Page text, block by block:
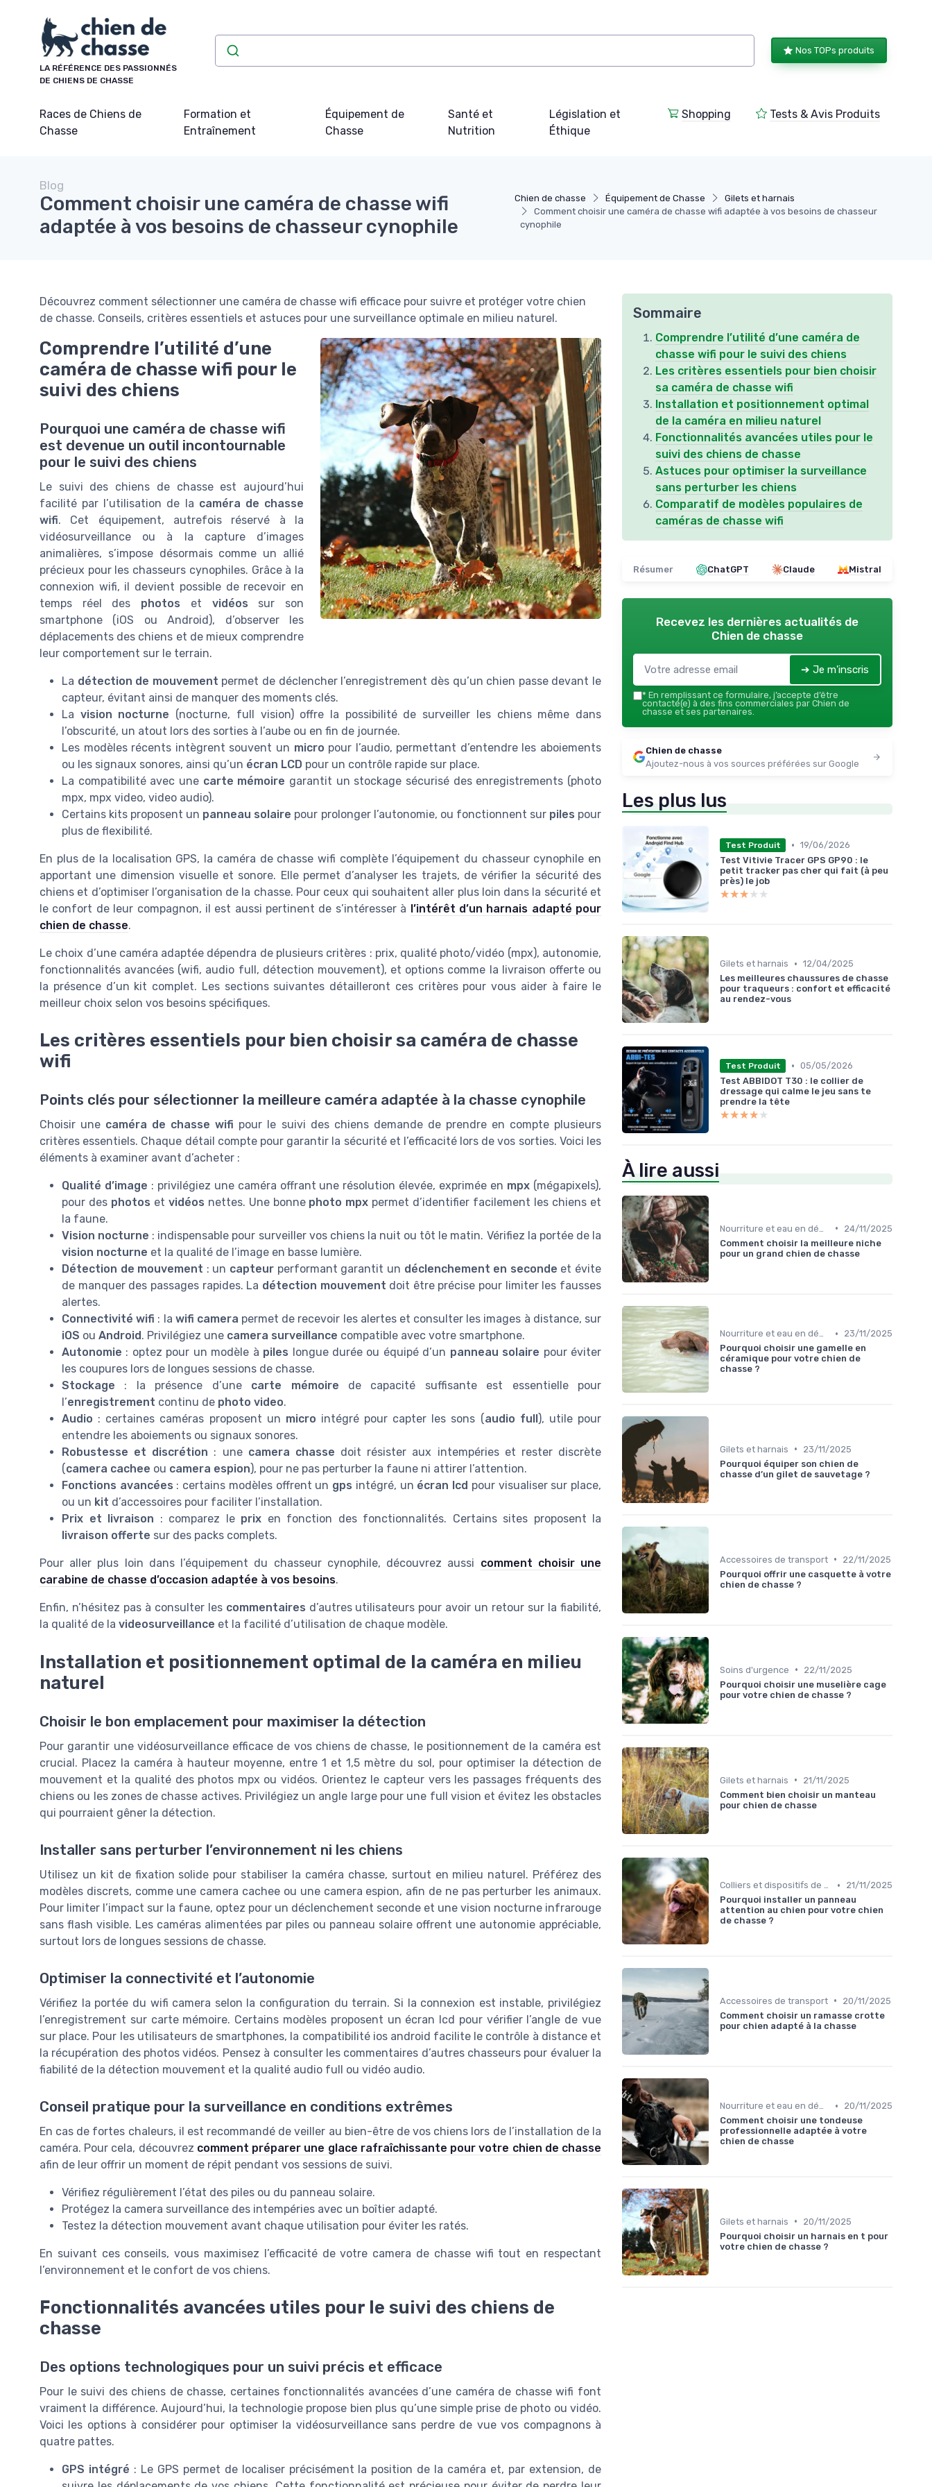
LA RÉFÉRENCE DES PASSIONNÉS
DE CHIENS DE CHASSE
Nos TOPs produits
Races de Chiens de
Chasse
Formation et
Entraînement
Équipement de
Chasse
Santé et
Nutrition
Législation et
Éthique
Shopping Tests & Avis Produits
Chien de chasse Équipement de Chasse
Gilets et harnais
Comment choisir une caméra de chasse wifi adaptée à vos besoins de chasseur
cynophile
Blog
Comment choisir une caméra de chasse wifi
adaptée à vos besoins de chasseur cynophile
Découvrez comment sélectionner une caméra de chasse wifi efficace pour suivre et protéger votre chien
de chasse. Conseils, critères essentiels et astuces pour une surveillance optimale en milieu naturel.
Comprendre l’utilité d’une
caméra de chasse wifi pour le
suivi des chiens
Pourquoi une caméra de chasse wifi
est devenue un outil incontournable
pour le suivi des chiens
Le suivi des chiens de chasse est aujourd’hui
facilité par l’utilisation de la caméra de chasse
wifi. Cet équipement, autrefois réservé à la
vidéosurveillance ou à la capture d’images
animalières, s’impose désormais comme un allié
précieux pour les chasseurs cynophiles. Grâce à la
connexion wifi, il devient possible de recevoir en
temps réel des photos et vidéos sur son
smartphone (iOS ou Android), d’observer les
déplacements des chiens et de mieux comprendre
leur comportement sur le terrain.
La détection de mouvement permet de déclencher l’enregistrement dès qu’un chien passe devant le
capteur, évitant ainsi de manquer des moments clés.
La vision nocturne (nocturne, full vision) offre la possibilité de surveiller les chiens même dans
l’obscurité, un atout lors des sorties à l’aube ou en fin de journée.
Les modèles récents intègrent souvent un micro pour l’audio, permettant d’entendre les aboiements
ou les signaux sonores, ainsi qu’un écran LCD pour un contrôle rapide sur place.
La compatibilité avec une carte mémoire garantit un stockage sécurisé des enregistrements (photo
mpx, mpx video, video audio).
Certains kits proposent un panneau solaire pour prolonger l’autonomie, ou fonctionnent sur piles pour
plus de flexibilité.
En plus de la localisation GPS, la caméra de chasse wifi complète l’équipement du chasseur cynophile en
apportant une dimension visuelle et sonore. Elle permet d’analyser les trajets, de vérifier la sécurité des
chiens et d’optimiser l’organisation de la chasse. Pour ceux qui souhaitent aller plus loin dans la sécurité et
le confort de leur compagnon, il est aussi pertinent de s’intéresser à l’intérêt d’un harnais adapté pour
chien de chasse.
Le choix d’une caméra adaptée dépendra de plusieurs critères : prix, qualité photo/vidéo (mpx), autonomie,
fonctionnalités avancées (wifi, audio full, détection mouvement), et options comme la livraison offerte ou
la présence d’un kit complet. Les sections suivantes détailleront ces critères pour vous aider à faire le
meilleur choix selon vos besoins spécifiques.
Les critères essentiels pour bien choisir sa caméra de chasse
wifi
Points clés pour sélectionner la meilleure caméra adaptée à la chasse cynophile
Choisir une caméra de chasse wifi pour le suivi des chiens demande de prendre en compte plusieurs
critères essentiels. Chaque détail compte pour garantir la sécurité et l’efficacité lors de vos sorties. Voici les
éléments à examiner avant d’acheter :
Qualité d’image : privilégiez une caméra offrant une résolution élevée, exprimée en mpx (mégapixels),
pour des photos et vidéos nettes. Une bonne photo mpx permet d’identifier facilement les chiens et
la faune.
Vision nocturne : indispensable pour surveiller vos chiens la nuit ou tôt le matin. Vérifiez la portée de la
vision nocturne et la qualité de l’image en basse lumière.
Détection de mouvement : un capteur performant garantit un déclenchement en seconde et évite
de manquer des passages rapides. La détection mouvement doit être précise pour limiter les fausses
alertes.
Connectivité wifi : la wifi camera permet de recevoir les alertes et consulter les images à distance, sur
iOS ou Android . Privilégiez une camera surveillance compatible avec votre smartphone.
Autonomie : optez pour un modèle à piles longue durée ou équipé d’un panneau solaire pour éviter
les coupures lors de longues sessions de chasse.
Stockage : la présence d’une carte mémoire de capacité suffisante est essentielle pour
l’enregistrement continu de photo video.
Audio : certaines caméras proposent un micro intégré pour capter les sons (audio full ), utile pour
entendre les aboiements ou signaux sonores.
Robustesse et discrétion : une camera chasse doit résister aux intempéries et rester discrète
(camera cachee ou camera espion), pour ne pas perturber la faune ni attirer l’attention.
Fonctions avancées : certains modèles offrent un gps intégré, un écran lcd pour visualiser sur place,
ou un kit d’accessoires pour faciliter l’installation.
Prix et livraison : comparez le prix en fonction des fonctionnalités. Certains sites proposent la
livraison offerte sur des packs complets.
Pour aller plus loin dans l’équipement du chasseur cynophile, découvrez aussi comment choisir une
carabine de chasse d’occasion adaptée à vos besoins.
Enfin, n’hésitez pas à consulter les commentaires d’autres utilisateurs pour avoir un retour sur la fiabilité,
la qualité de la videosurveillance et la facilité d’utilisation de chaque modèle.
Installation et positionnement optimal de la caméra en milieu
naturel
Choisir le bon emplacement pour maximiser la détection
Pour garantir une vidéosurveillance efficace de vos chiens de chasse, le positionnement de la caméra est
crucial. Placez la caméra à hauteur moyenne, entre 1 et 1,5 mètre du sol, pour optimiser la détection de
mouvement et la qualité des photos mpx ou vidéos. Orientez le capteur vers les passages fréquents des
chiens ou les zones de chasse actives. Privilégiez un angle large pour une full vision et évitez les obstacles
qui pourraient gêner la détection.
Installer sans perturber l’environnement ni les chiens
Utilisez un kit de fixation solide pour stabiliser la caméra chasse, surtout en milieu naturel. Préférez des
modèles discrets, comme une camera cachee ou une camera espion, afin de ne pas perturber les animaux.
Pour limiter l’impact sur la faune, optez pour un déclenchement seconde et une vision nocturne infrarouge
sans flash visible. Les caméras alimentées par piles ou panneau solaire offrent une autonomie appréciable,
surtout lors de longues sessions de chasse.
Optimiser la connectivité et l’autonomie
Vérifiez la portée du wifi camera selon la configuration du terrain. Si la connexion est instable, privilégiez
l’enregistrement sur carte mémoire. Certains modèles proposent un écran lcd pour vérifier l’angle de vue
sur place. Pour les utilisateurs de smartphones, la compatibilité ios android facilite le contrôle à distance et
la récupération des photos vidéos. Pensez à consulter les commentaires d’autres chasseurs pour évaluer la
fiabilité de la détection mouvement et la qualité audio full ou vidéo audio.
Conseil pratique pour la surveillance en conditions extrêmes
En cas de fortes chaleurs, il est recommandé de veiller au bien-être de vos chiens lors de l’installation de la
caméra. Pour cela, découvrez comment préparer une glace rafraîchissante pour votre chien de chasse
afin de leur offrir un moment de répit pendant vos sessions de suivi.
Vérifiez régulièrement l’état des piles ou du panneau solaire.
Protégez la camera surveillance des intempéries avec un boîtier adapté.
Testez la détection mouvement avant chaque utilisation pour éviter les ratés.
En suivant ces conseils, vous maximisez l’efficacité de votre camera de chasse wifi tout en respectant
l’environnement et le confort de vos chiens.
Fonctionnalités avancées utiles pour le suivi des chiens de
chasse
Des options technologiques pour un suivi précis et efficace
Pour le suivi des chiens de chasse, certaines fonctionnalités avancées d’une caméra de chasse wifi font
vraiment la différence. Aujourd’hui, la technologie propose bien plus qu’une simple prise de photo ou vidéo.
Voici les options à considérer pour optimiser la vidéosurveillance sans perdre de vue vos compagnons à
quatre pattes.
GPS intégré : Le GPS permet de localiser précisément la position de la caméra et, par extension, de
Sommaire
Comprendre l’utilité d’une caméra de
chasse wifi pour le suivi des chiens
Les critères essentiels pour bien choisir
sa caméra de chasse wifi
Installation et positionnement optimal
de la caméra en milieu naturel
Fonctionnalités avancées utiles pour le
suivi des chiens de chasse
Astuces pour optimiser la surveillance
sans perturber les chiens
Comparatif de modèles populaires de
caméras de chasse wifi
Résumer ChatGPT Claude Mistral
Recevez les dernières actualités de
Chien de chasse
➔ Je m'inscris
* En remplissant ce formulaire, j’accepte d’être
contacté(e) à des fins commerciales par Chien de
chasse et ses partenaires.
Chien de chasse
Ajoutez-nous à vos sources préférées sur Google
Les plus lus
Test Produit • 19/06/2026
Test Vitivie Tracer GPS GP90 : le
petit tracker pas cher qui fait (à peu
près) le job
★★★★★
★★★★★
Gilets et harnais • 12/04/2025
Les meilleures chaussures de chasse
pour traqueurs : confort et efficacité
au rendez-vous
Test Produit • 05/05/2026
Test ABBIDOT T30 : le collier de
dressage qui calme le jeu sans te
prendre la tête
★★★★★
★★★★★
À lire aussi
•
24/11/2025
Comment choisir la meilleure niche
pour un grand chien de chasse
Nourriture et eau en déplacement •
23/11/2025
Pourquoi choisir une gamelle en
céramique pour votre chien de
chasse ?
Gilets et harnais •
23/11/2025
Pourquoi équiper son chien de
chasse d’un gilet de sauvetage ?
Accessoires de transport •
22/11/2025
Pourquoi offrir une casquette à votre
chien de chasse ?
Soins d'urgence •
22/11/2025
Pourquoi choisir une muselière cage
pour votre chien de chasse ?
Gilets et harnais •
21/11/2025
Comment bien choisir un manteau
pour chien de chasse
Colliers et dispositifs de suivi •
21/11/2025
Pourquoi installer un panneau
attention au chien pour votre chien
de chasse ?
Accessoires de transport •
20/11/2025
Comment choisir un ramasse crotte
pour chien adapté à la chasse
Nourriture et eau en déplacement •
20/11/2025
Comment choisir une tondeuse
professionnelle adaptée à votre
chien de chasse
Gilets et harnais •
20/11/2025
Pourquoi choisir un harnais en t pour
votre chien de chasse ?